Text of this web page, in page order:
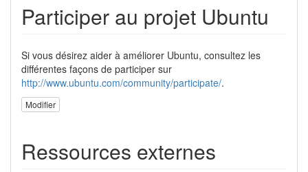
Participer au projet Ubuntu
Si vous désirez aider à améliorer Ubuntu, consultez les
différentes façons de participer sur
http://www.ubuntu.com/community/participate/.
Modifier
Ressources externes